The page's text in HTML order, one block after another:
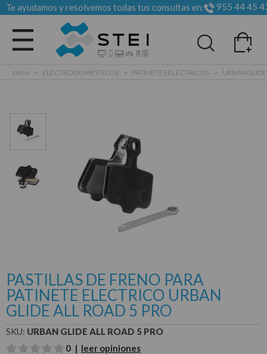
Te ayudamos y resolvemos todas tus consultas en: 955 44 45
Todas las categorias
Inicio > ELECTRODOMÉSTICOS > PATINETES ELÉCTRICOS > URBANGLIDE
PASTILLAS DE FRENO PARA
PATINETE ELECTRICO URBAN
GLIDE ALL ROAD 5 PRO
SKU: URBAN GLIDE ALL ROAD 5 PRO
0 | leer opiniones